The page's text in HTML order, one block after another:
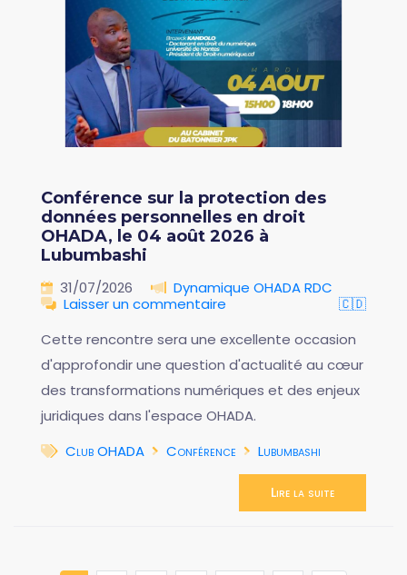
Conférence sur la protection des
données personnelles en droit
OHADA, le 04 août 2026 à
Lubumbashi
31/07/2026
Dynamique OHADA RDC
Laisser un commentaire
🇨🇩
Cette rencontre sera une excellente occasion
d'approfondir une question d'actualité au cœur
des transformations numériques et des enjeux
juridiques dans l'espace OHADA.
Club OHADA
Conférence Lubumbashi
Lire la suite